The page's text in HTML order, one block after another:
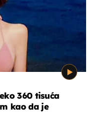
360 tisuća
kao da je